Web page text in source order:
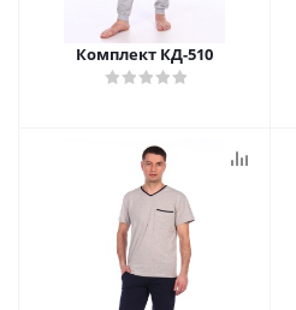
Комплект КД-510